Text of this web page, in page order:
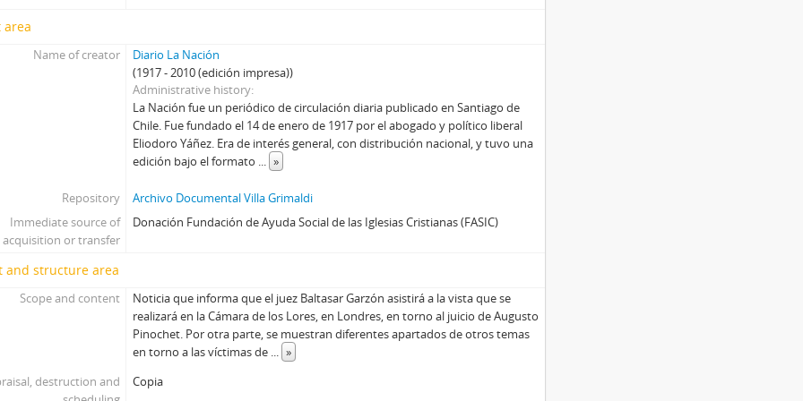
area
Name of creator
Diario La Nación
(1917 - 2010 (edición impresa))
Administrative history
La Nación fue un periódico de circulación diaria publicado en Santiago de
Chile. Fue fundado el 14 de enero de 1917 por el abogado y político liberal
Eliodoro Yáñez. Era de interés general, con distribución nacional, y tuvo una
edición bajo el formato ... »
Repository
Archivo Documental Villa Grimaldi
Immediate source of
acquisition or transfer
Donación Fundación de Ayuda Social de las Iglesias Cristianas (FASIC)
and structure area
Scope and content
Noticia que informa que el juez Baltasar Garzón asistirá a la vista que se
realizará en la Cámara de los Lores, en Londres, en torno al juicio de Augusto
Pinochet. Por otra parte, se muestran diferentes apartados de otros temas
en torno a las víctimas de ... »
destruction and
Copia